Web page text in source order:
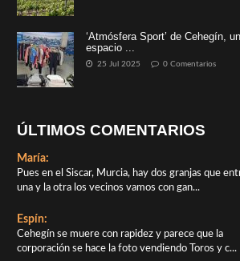
‘Atmósfera Sport’ de Cehegín, un
espacio ...
25 Jul 2025 0 Comentarios
ÚLTIMOS COMENTARIOS
María:
Pues en el Siscar, Murcia, hay dos granjas que
una y la otra los vecinos vamos con gan...
Espín:
Cehegín se muere con rapidez y parece que la
corporación se hace la foto vendiendo Toros y c...